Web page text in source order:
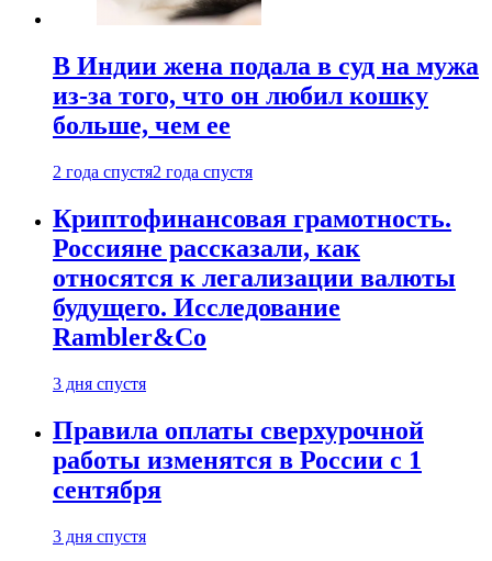
В Индии жена подала в суд на мужа
из-за того, что он любил кошку
больше, чем ее
2 года спустя2 года спустя
Криптофинансовая грамотность.
Россияне рассказали, как
относятся к легализации валюты
будущего. Исследование
Rambler&Co
3 дня спустя
Правила оплаты сверхурочной
работы изменятся в России с 1
сентября
3 дня спустя